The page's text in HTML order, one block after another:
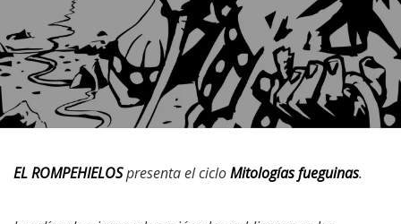
EL ROMPEHIELOSpresenta el cicloMitologías fueguinas.